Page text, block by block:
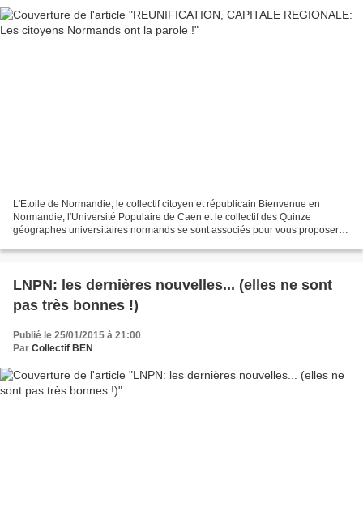
L'Etoile de Normandie, le collectif citoyen et républicain Bienvenue en
Normandie, l'Université Populaire de Caen et le collectif des Quinze
géographes universitaires normands se sont associés pour vous proposer
LNPN: les dernières nouvelles... (elles ne sont
pas très bonnes !)
Publié le 25/01/2015 à 21:00
Par Collectif BEN